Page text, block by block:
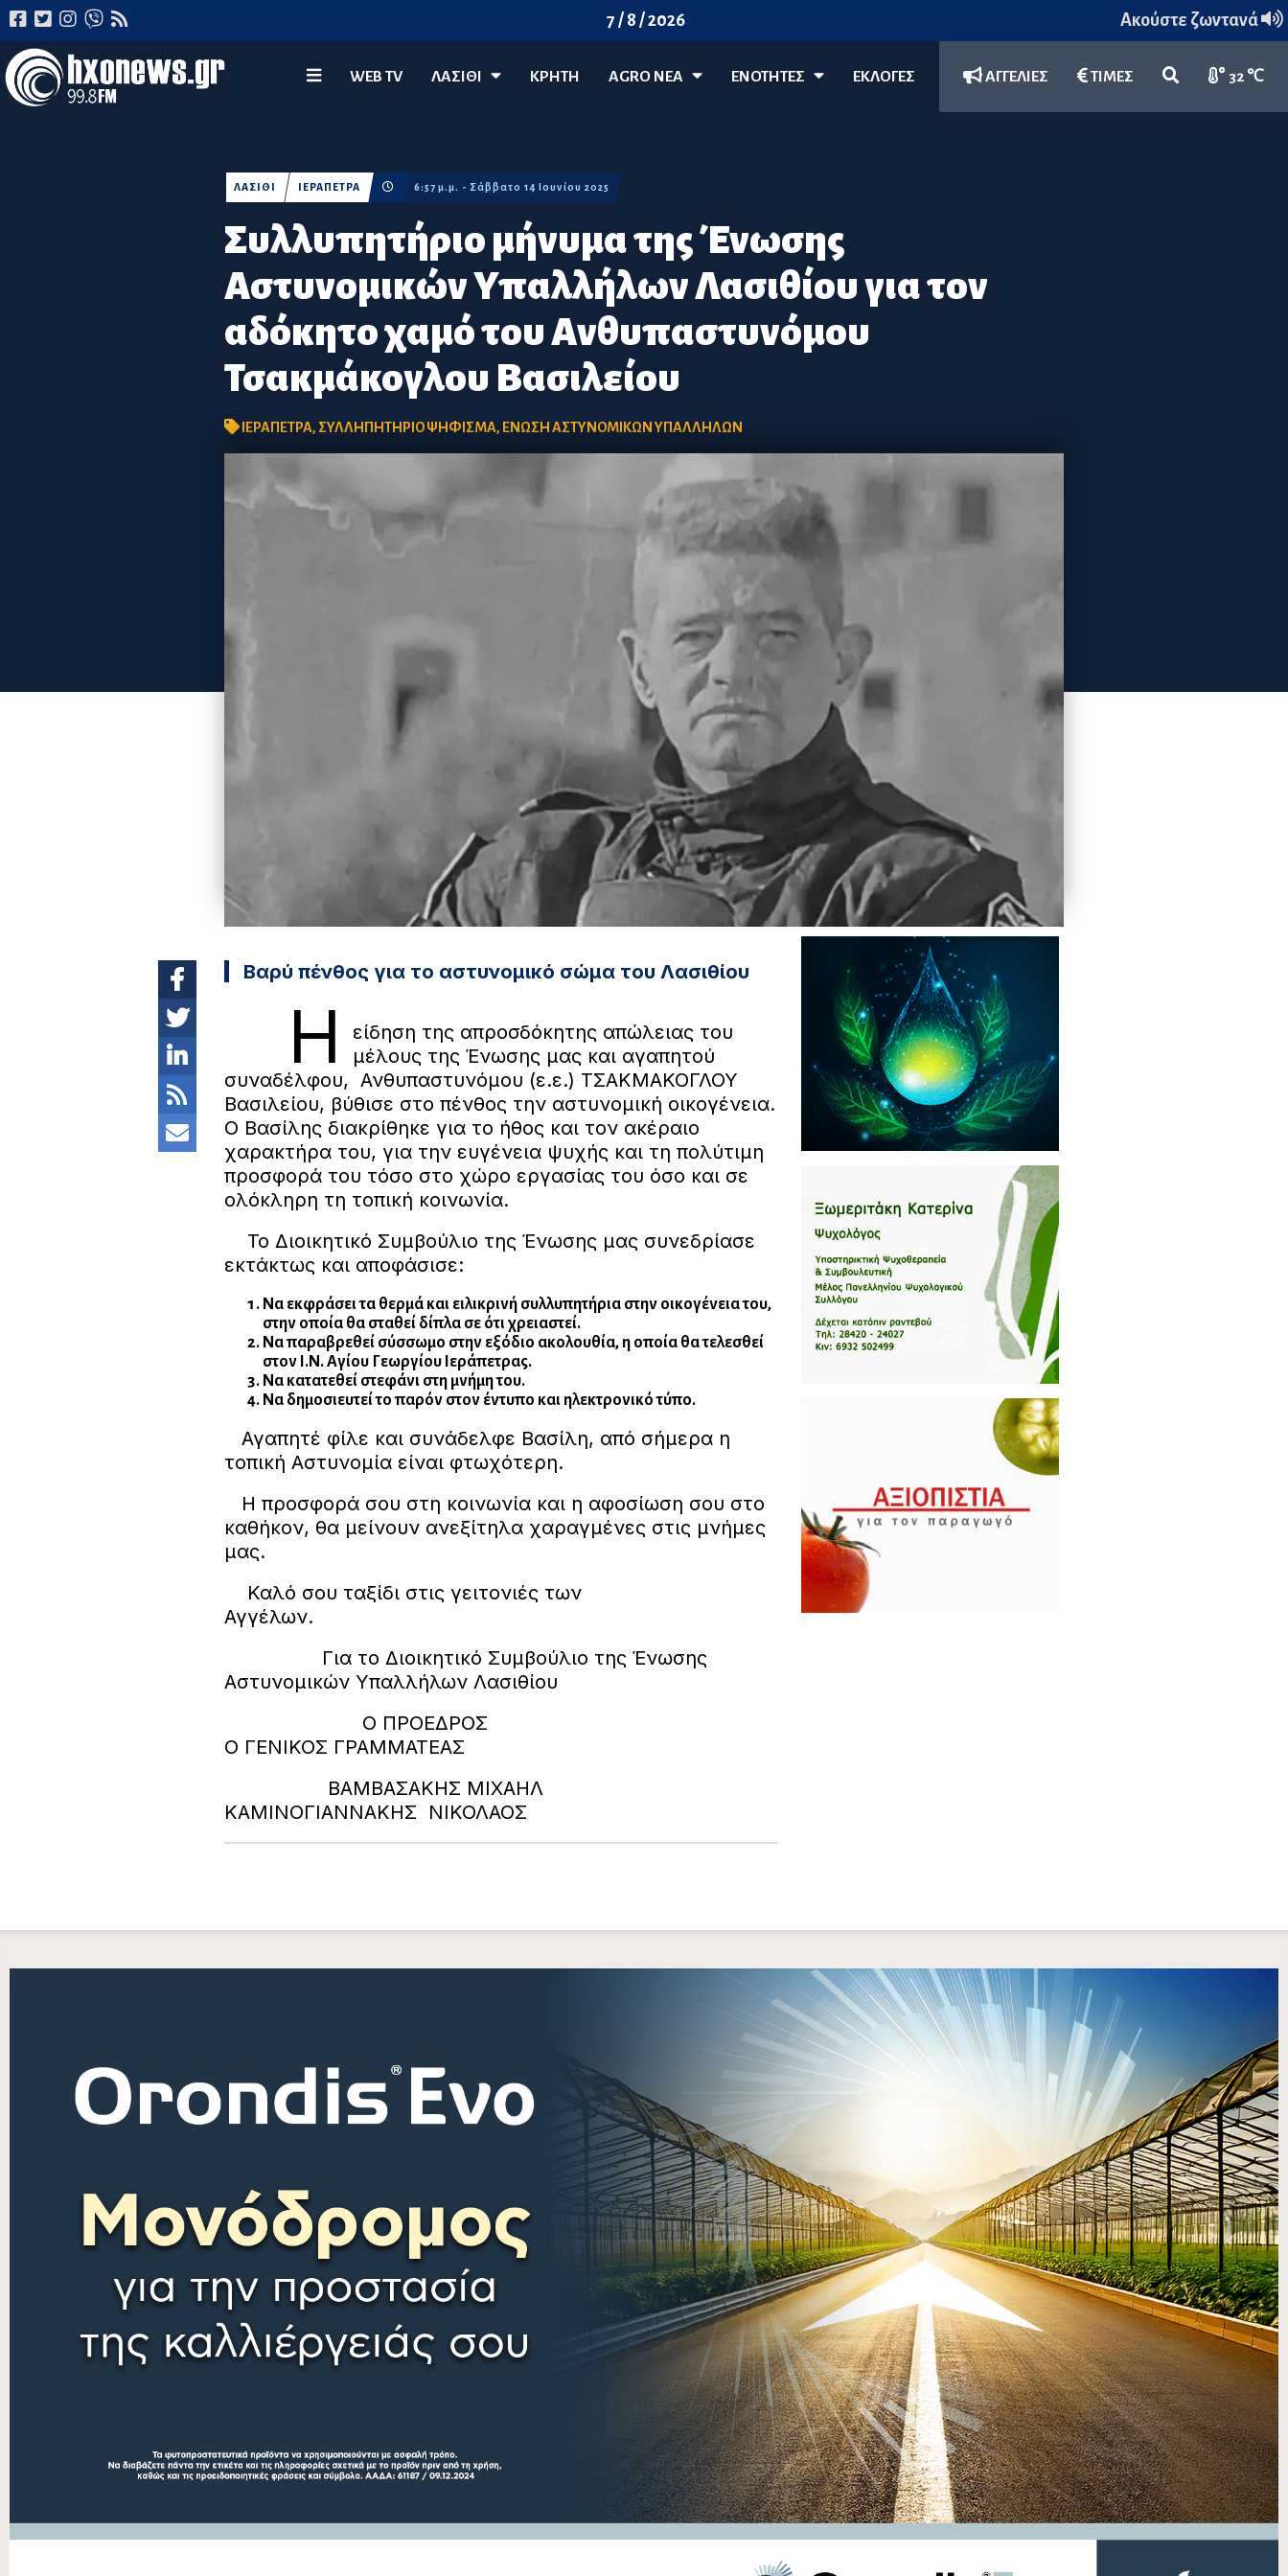
7 / 8 / 2026 Ακούστε ζωντανά
WEB TV ΛΑΣΊΘΙ ΚΡΗΤΗ AGRO ΝΈΑ ΕΝΟΤΗΤΕΣ ΕΚΛΟΓΕΣ ΑΓΓΕΛΙΕΣ ΤΙΜΕΣ 32 ℃
Συλλυπητήριο μήνυμα της Ένωσης
Αστυνομικών Υπαλλήλων Λασιθίου για τον
αδόκητο χαμό του Ανθυπαστυνόμου
Τσακμάκογλου Βασιλείου
ΛΑΣΙΘΙ ΙΕΡΑΠΕΤΡΑ 6:57 μ.μ. - Σάββατο 14 Ιουνίου 2025
ΙΕΡΑΠΕΤΡΑ, ΣΥΛΛΗΠΗΤΗΡΙΟ ΨΗΦΙΣΜΑ, ΕΝΩΣΗ ΑΣΤΥΝΟΜΙΚΩΝ ΥΠΑΛΛΗΛΩΝ
Βαρύ πένθος για το αστυνομικό σώμα του Λασιθίου
Η
είδηση της απροσδόκητης απώλειας του
μέλους της Ένωσης μας και αγαπητού
συναδέλφου, Ανθυπαστυνόμου (ε.ε.) ΤΣΑΚΜΑΚΟΓΛΟΥ
Βασιλείου, βύθισε στο πένθος την αστυνομική οικογένεια.
Ο Βασίλης διακρίθηκε για το ήθος και τον ακέραιο
χαρακτήρα του, για την ευγένεια ψυχής και τη πολύτιμη
προσφορά του τόσο στο χώρο εργασίας του όσο και σε
ολόκληρη τη τοπική κοινωνία.
Το Διοικητικό Συμβούλιο της Ένωσης μας συνεδρίασε
εκτάκτως και αποφάσισε:
Να εκφράσει τα θερμά και ειλικρινή συλλυπητήρια στην οικογένεια του,
στην οποία θα σταθεί δίπλα σε ότι χρειαστεί.
Να παραβρεθεί σύσσωμο στην εξόδιο ακολουθία, η οποία θα τελεσθεί
στον Ι.Ν. Αγίου Γεωργίου Ιεράπετρας.
Να κατατεθεί στεφάνι στη μνήμη του.
Να δημοσιευτεί το παρόν στον έντυπο και ηλεκτρονικό τύπο.
Αγαπητέ φίλε και συνάδελφε Βασίλη, από σήμερα η
τοπική Αστυνομία είναι φτωχότερη.
Η προσφορά σου στη κοινωνία και η αφοσίωση σου στο
καθήκον, θα μείνουν ανεξίτηλα χαραγμένες στις μνήμες
μας.
Καλό σου ταξίδι στις γειτονιές των
Αγγέλων.
Για το Διοικητικό Συμβούλιο της Ένωσης
Αστυνομικών Υπαλλήλων Λασιθίου
Ο ΠΡΟΕΔΡΟΣ
Ο ΓΕΝΙΚΟΣ ΓΡΑΜΜΑΤΕΑΣ
ΒΑΜΒΑΣΑΚΗΣ ΜΙΧΑΗΛ
ΚΑΜΙΝΟΓΙΑΝΝΑΚΗΣ ΝΙΚΟΛΑΟΣ